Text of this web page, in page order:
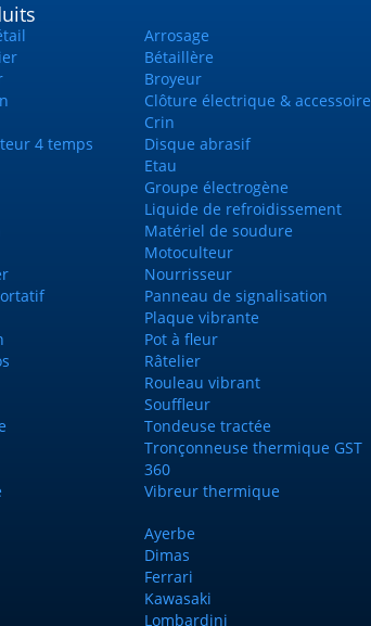
Arrosage
Bétaillère
Broyeur
Clôture électrique & accessoire
Crin
4 temps
Disque abrasif
Etau
Groupe électrogène
Liquide de refroidissement
Matériel de soudure
Motoculteur
Nourrisseur
Panneau de signalisation
Plaque vibrante
Pot à fleur
Râtelier
Rouleau vibrant
Souffleur
Tondeuse tractée
Tronçonneuse thermique GST
360
Vibreur thermique
Ayerbe
Dimas
Ferrari
Kawasaki
Lombardini